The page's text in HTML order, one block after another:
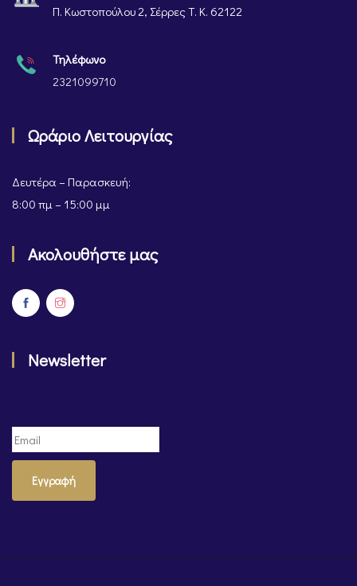
Π. Κωστοπούλου 2, Σέρρες Τ. Κ. 62122
Τηλέφωνο
2321099710
Ωράριο Λειτουργίας
Δευτέρα – Παρασκευή:
8:00 πμ – 15:00 μμ
Ακολουθήστε μας
Newsletter
Εγγραφή